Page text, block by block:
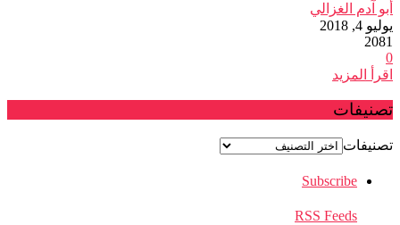
أبو آدم الغزالي
يوليو 4, 2018
2081
0
اقرأ المزيد
تصنيفات
تصنيفات
Subscribe
RSS Feeds